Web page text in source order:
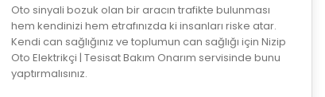
Oto sinyali bozuk olan bir aracın trafikte bulunması
hem kendinizi hem etrafınızda ki insanları riske atar.
Kendi can sağlığınız ve toplumun can sağlığı için Nizip
Oto Elektrikçi | Tesisat Bakım Onarım servisinde bunu
yaptırmalısınız.